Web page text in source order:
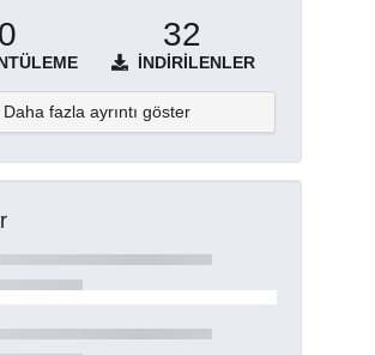
32
İNDIRILENLER
Daha fazla ayrıntı göster